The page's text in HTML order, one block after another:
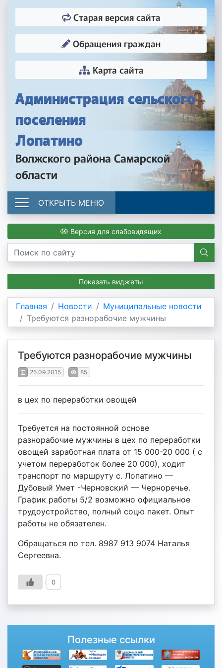
Администрация сельского
поселения
Лопатино
Волжского района Самарской
области
Старая версия сайта
Обращения граждан
Карта сайта
ОТКРЫТЬ МЕНЮ
Версия для слабовидящих
Показать виджеты
Главная Новости
Муниципальные новости
Требуются разнорабочие мужчины
Требуются разнорабочие мужчины
25.09.2015 85
в цех по переработки овощей
Требуется на постоянной основе
разнорабочие мужчины в цех по переработки
овощей заработная плата от 15 000-20 000 ( с
учетом переработок более 20 000), ходит
транспорт по маршруту с. Лопатино —
Дубовый Умет -Черновский — Черноречье.
График работы 5/2 возможно официальное
трудоустройство, полный соцю пакет. Опыт
работы не обязателен.
Обращаться по тел. 8987 913 9074 Наталья
Сергеевна.
0
Полезные ссылки